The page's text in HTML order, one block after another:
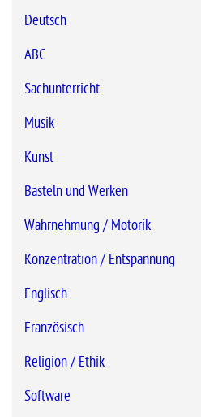
Deutsch
ABC
Sachunterricht
Musik
Kunst
Basteln und Werken
Wahrnehmung / Motorik
Konzentration / Entspannung
Englisch
Französisch
Religion / Ethik
Software